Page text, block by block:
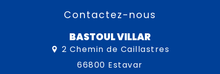
Contactez-nous
BASTOUL VILLAR
2 Chemin de Caillastres
66800 Estavar